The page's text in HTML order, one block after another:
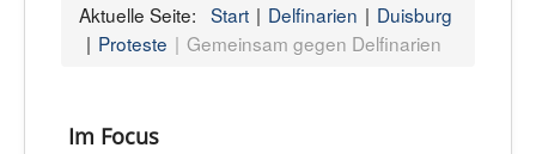
Aktuelle Seite: Start Delfinarien
Duisburg
Proteste
Gemeinsam gegen Delfinarien
Im Focus